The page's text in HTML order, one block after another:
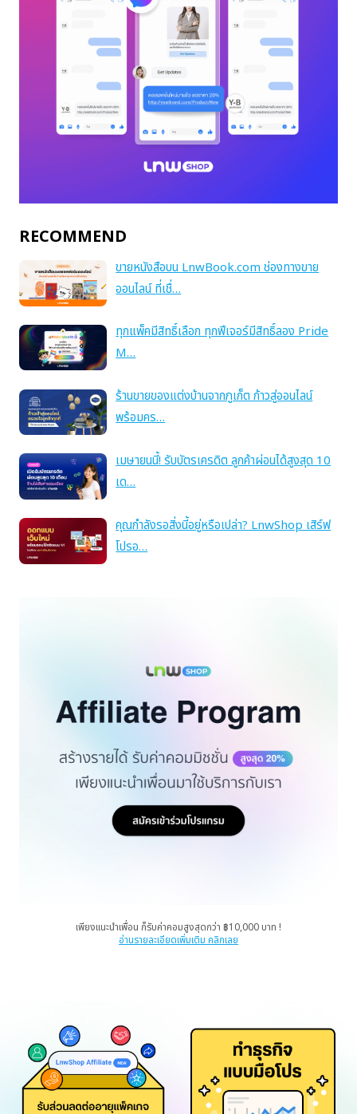
RECOMMEND
ขายหนังสือบน LnwBook.com ช่องทางขาย
ออนไลน์ ที่เชื่…
ทุกแพ็คมีสิทธิ์เลือก ทุกฟีเจอร์มีสิทธิ์ลอง Pride
M…
ร้านขายของแต่งบ้านจากภูเก็ต ก้าวสู่ออนไลน์
พร้อมคร…
เมษายนนี้! รับบัตรเครดิต ลูกค้าผ่อนได้สูงสุด 10
เด…
คุณกำลังรอสิ่งนี้อยู่หรือเปล่า? LnwShop เสิร์ฟ
โปรอ…
เพียงแนะนำเพื่อน ก็รับค่าคอมสูงสุดกว่า ฿10,000 บาท !
อ่านรายละเอียดเพิ่มเติม คลิกเลย